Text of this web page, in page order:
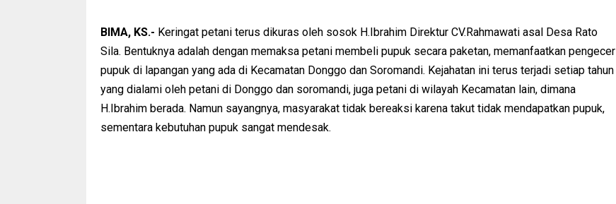
BIMA, KS.- Keringat petani terus dikuras oleh sosok H.Ibrahim Direktur CV.Rahmawati asal Desa Rato
Sila. Bentuknya adalah dengan memaksa petani membeli pupuk secara paketan, memanfaatkan pengecer
pupuk di lapangan yang ada di Kecamatan Donggo dan Soromandi. Kejahatan ini terus terjadi setiap tahun
yang dialami oleh petani di Donggo dan soromandi, juga petani di wilayah Kecamatan lain, dimana
H.Ibrahim berada. Namun sayangnya, masyarakat tidak bereaksi karena takut tidak mendapatkan pupuk,
sementara kebutuhan pupuk sangat mendesak.